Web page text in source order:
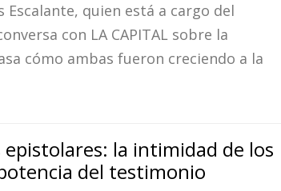
Escalante, quien está a cargo del
con LA CAPITAL sobre la
cómo ambas fueron creciendo a la
la intimidad de los
del testimonio